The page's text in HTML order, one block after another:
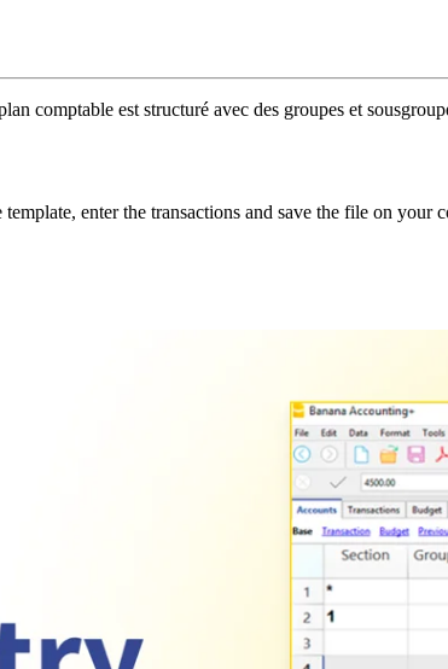
comptable est structuré avec des groupes et
enter the transactions and save the file on your